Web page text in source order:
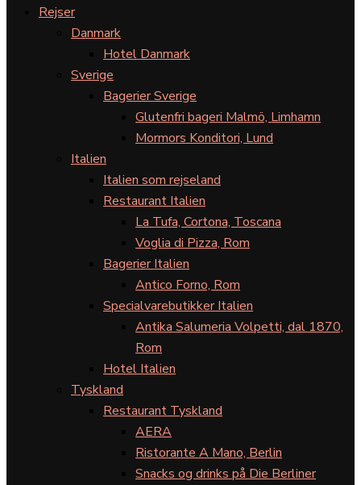
Rejser
Danmark
Hotel Danmark
Sverige
Bagerier Sverige
Glutenfri bageri Malmö, Limhamn
Mormors Konditori, Lund
Italien
Italien som rejseland
Restaurant Italien
La Tufa, Cortona, Toscana
Voglia di Pizza, Rom
Bagerier Italien
Antico Forno, Rom
Specialvarebutikker Italien
Antika Salumeria Volpetti, dal 1870,
Rom
Hotel Italien
Tyskland
Restaurant Tyskland
AERA
Ristorante A Mano, Berlin
Snacks og drinks på Die Berliner